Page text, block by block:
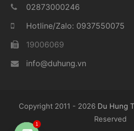
02873000246
Hotline/Zalo: 0937550075
19006069
info@duhung.vn
Copyright 2011 - 2026 Du Hung
Reserved
1